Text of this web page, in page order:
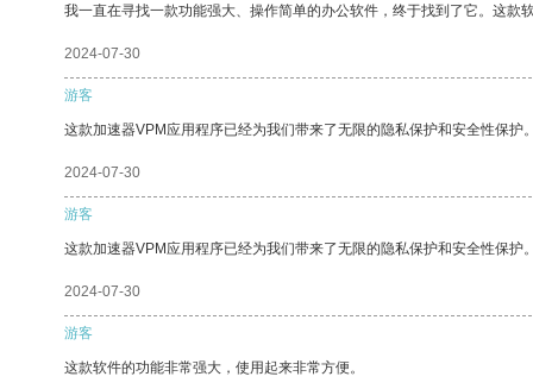
我一直在寻找一款功能强大、操作简单的办公软件，终于找到了它。这
2024-07-30
游客
这款加速器VPM应用程序已经为我们带来了无限的隐私保护和安全性保护
2024-07-30
游客
这款加速器VPM应用程序已经为我们带来了无限的隐私保护和安全性保护
2024-07-30
游客
这款软件的功能非常强大，使用起来非常方便。